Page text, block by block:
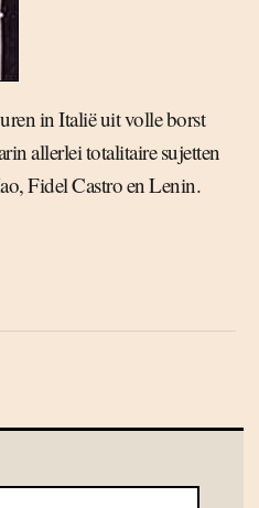
in Italië uit volle borst
allerlei totalitaire sujetten
Fidel Castro en Lenin.